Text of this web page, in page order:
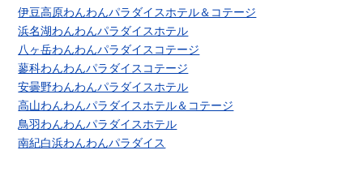
伊豆高原わんわんパラダイスホテル＆コテージ
浜名湖わんわんパラダイスホテル
八ヶ岳わんわんパラダイスコテージ
蓼科わんわんパラダイスコテージ
安曇野わんわんパラダイスホテル
高山わんわんパラダイスホテル＆コテージ
鳥羽わんわんパラダイスホテル
南紀白浜わんわんパラダイス